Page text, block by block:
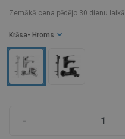
Zemākā cena pēdējo 30 dienu laikā
Krāsa - Hroms
-